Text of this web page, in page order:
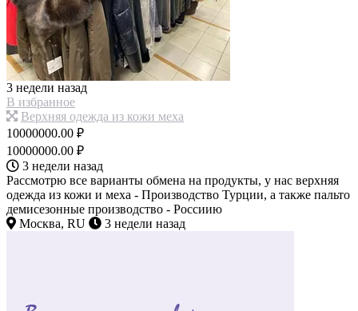
3 недели назад
В избранное
Верхняя одежда из кожи меха
10000000.00 ₽
10000000.00 ₽
3 недели назад
Рассмотрю все варианты обмена на продукты, у нас верхняя
одежда из кожи и меха - Производство Турции, а также пальто
демисезонные производство - Россиию
Москва, RU
3 недели назад